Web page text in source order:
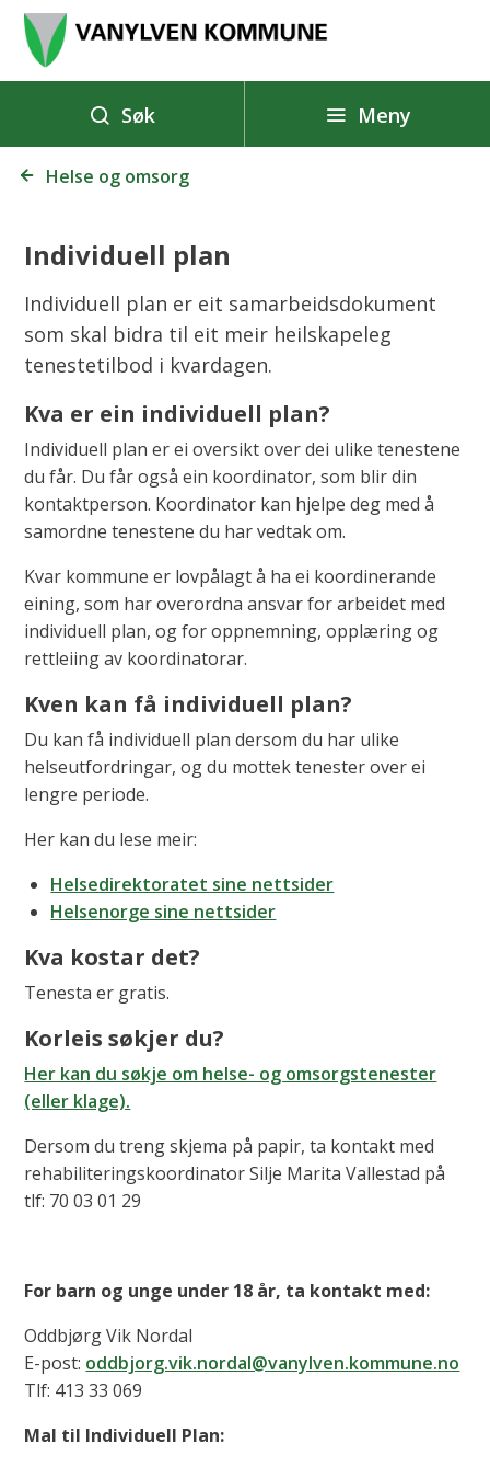
n
y
l
o
m
n
e
Søk Meny
Du Helse og omsorg
Individuell plan
Individuell plan er eit samarbeidsdokument
som skal bidra til eit meir heilskapeleg
tenestetilbod i kvardagen.
Kva er ein individuell plan?
Individuell plan er ei oversikt over dei ulike tenestene
du får. Du får også ein koordinator, som blir din
kontaktperson. Koordinator kan hjelpe deg med å
samordne tenestene du har vedtak om.
Kvar kommune er lovpålagt å ha ei koordinerande
eining, som har overordna ansvar for arbeidet med
individuell plan, og for oppnemning, opplæring og
rettleiing av koordinatorar.
Kven kan få individuell plan?
Du kan få individuell plan dersom du har ulike
helseutfordringar, og du mottek tenester over ei
lengre periode.
Her kan du lese meir:
Helsedirektoratet sine nettsider
Helsenorge sine nettsider
Kva kostar det?
Tenesta er gratis.
Korleis søkjer du?
Her kan du søkje om helse- og omsorgstenester
(eller klage).
Dersom du treng skjema på papir, ta kontakt med
rehabiliteringskoordinator Silje Marita Vallestad på
tlf: 70 03 01 29
For barn og unge under 18 år, ta kontakt med:
Oddbjørg Vik Nordal
E-post: oddbjorg.vik.nordal@vanylven.kommune.no
Tlf: 413 33 069
Mal til Individuell Plan: